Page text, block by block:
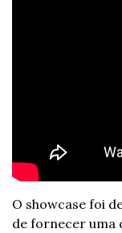
O showcase foi
de fornecer uma